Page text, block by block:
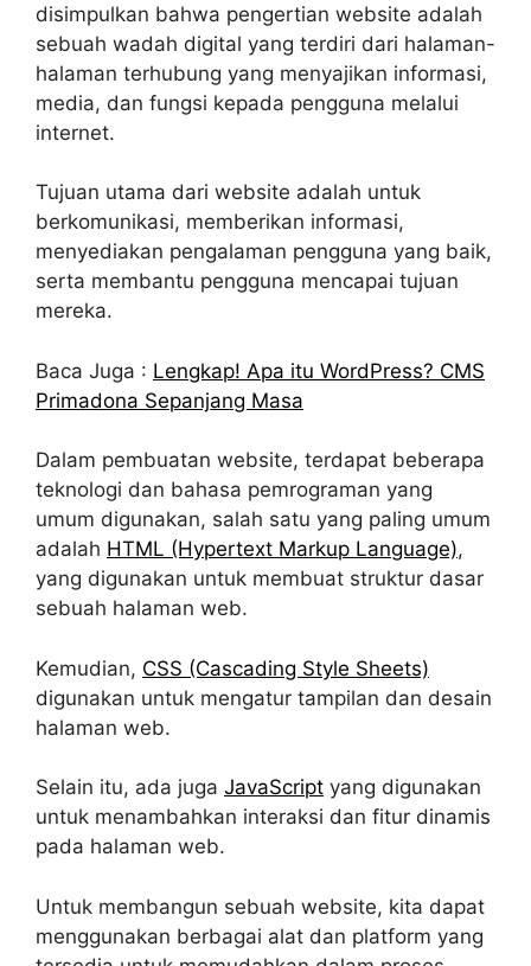
disimpulkan bahwa pengertian website adalah
sebuah wadah digital yang terdiri dari halaman-
halaman terhubung yang menyajikan informasi,
media, dan fungsi kepada pengguna melalui
internet.
Tujuan utama dari website adalah untuk
berkomunikasi, memberikan informasi,
menyediakan pengalaman pengguna yang baik,
serta membantu pengguna mencapai tujuan
mereka.
Baca Juga : Lengkap! Apa itu WordPress? CMS
Primadona Sepanjang Masa
Dalam pembuatan website, terdapat beberapa
teknologi dan bahasa pemrograman yang
umum digunakan, salah satu yang paling umum
adalah HTML (Hypertext Markup Language),
yang digunakan untuk membuat struktur dasar
sebuah halaman web.
Kemudian, CSS (Cascading Style Sheets)
digunakan untuk mengatur tampilan dan desain
halaman web.
Selain itu, ada juga JavaScript yang digunakan
untuk menambahkan interaksi dan fitur dinamis
pada halaman web.
Untuk membangun sebuah website, kita dapat
menggunakan berbagai alat dan platform yang